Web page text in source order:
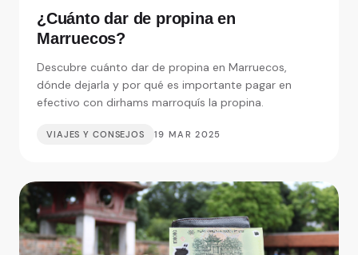
¿Cuánto dar de propina en
Marruecos?
Descubre cuánto dar de propina en Marruecos,
dónde dejarla y por qué es importante pagar en
efectivo con dirhams marroquís la propina.
VIAJES Y CONSEJOS 19 MAR 2025